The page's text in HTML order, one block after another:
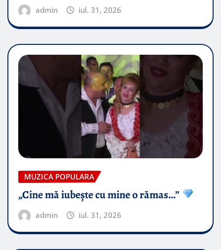
admin iul. 31, 2026
MUZICA POPULARA
„Cine mă iubește cu mine o rămas…”
admin iul. 31, 2026